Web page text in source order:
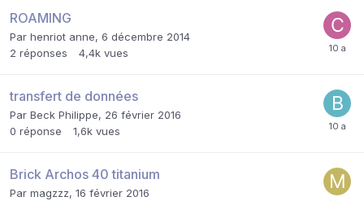
ROAMING
Par henriot anne, 6 décembre 2014
2 réponses 4,4k vues
transfert de données
Par Beck Philippe, 26 février 2016
0 réponse 1,6k vues
Brick Archos 40 titanium
Par magzzz, 16 février 2016